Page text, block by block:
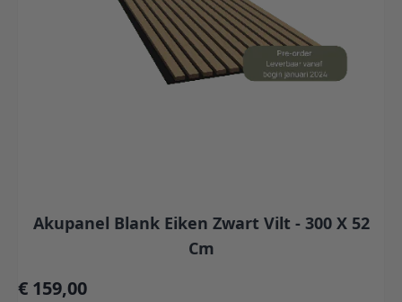
Akupanel Blank Eiken Zwart Vilt - 300 X 52
Cm
€ 159,00